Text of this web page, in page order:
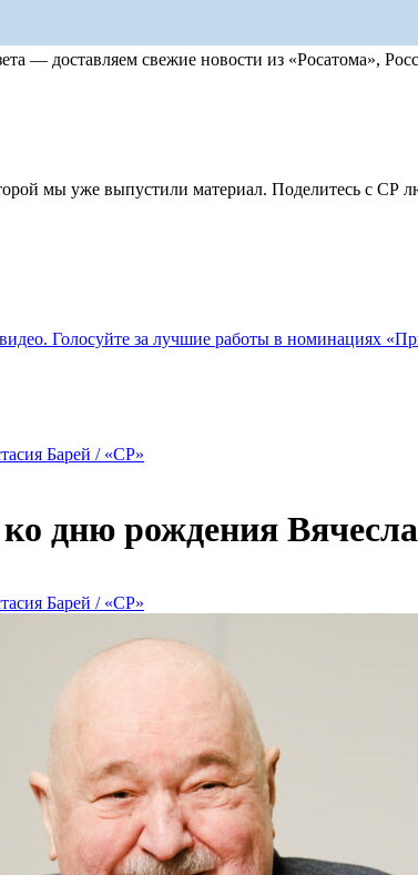
— доставляем свежие новости из «Росатома»,
мы уже выпустили материал. Поделитесь с
Голосуйте за лучшие работы в номинациях
Барей / «СР»
дню рождения
Барей / «СР»